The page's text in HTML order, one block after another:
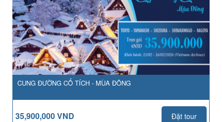
CUNG ĐƯỜNG CỔ TÍCH - MÙA ĐÔNG
35,900,000 VND
Đặt tour